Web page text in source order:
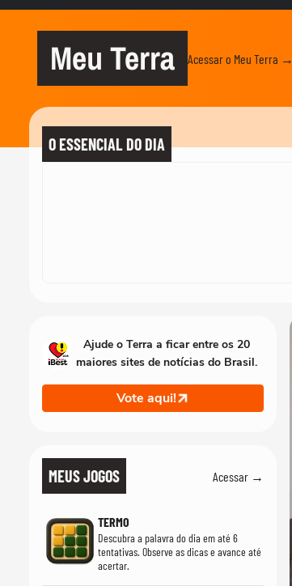
Meu Terra Acessar o Meu Terra →
O ESSENCIAL DO DIA
MEUS JOGOS Acessar →
TERMO
Descubra a palavra do dia em até 6
tentativas. Observe as dicas e avance até
acertar.
Ajude o Terra a ficar entre os 20
maiores sites de notícias do Brasil.
Vote aqui!